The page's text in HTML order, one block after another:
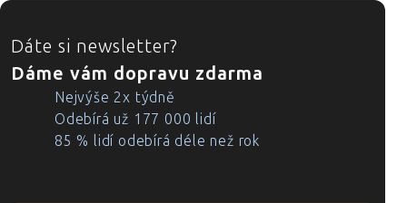
ZÁPATÍ
Dáte si newsletter?
Dáme vám dopravu zdarma
Nejvýše 2x týdně
Odebírá už 177 000 lidí
85 % lidí odebírá déle než rok